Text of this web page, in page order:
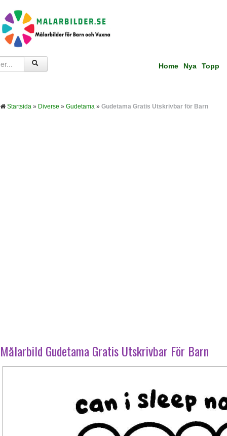
Home Nya Topp
Startsida » Diverse » Gudetama » Gudetama Gratis Utskrivbar för Barn
Målarbild Gudetama Gratis Utskrivbar För Barn